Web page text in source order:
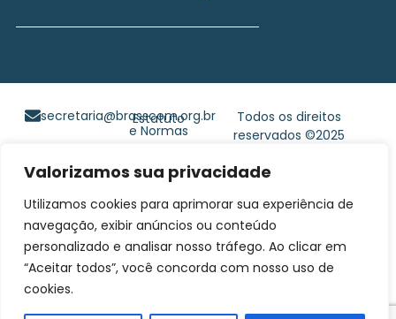
Valorizamos sua privacidade
Utilizamos cookies para aprimorar sua experiência de
navegação, exibir anúncios ou conteúdo
personalizado e analisar nosso tráfego. Ao clicar em
“Aceitar todos”, você concorda com nosso uso de
cookies.
Todos os direitos
reservados ©2025
Orgulhosamente
Digital
secretaria@brasscom.org.br
Estatuto
e Normas